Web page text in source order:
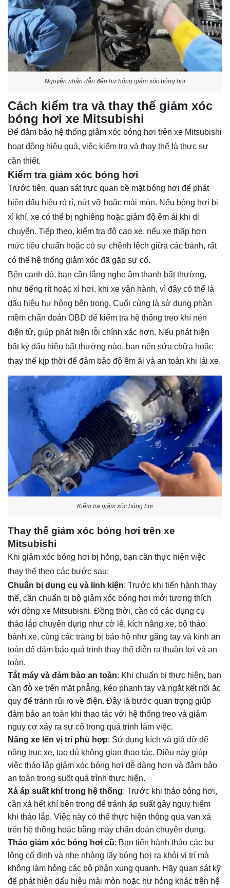
Nguyên nhân dẫn đến hư hỏng giảm xóc bóng hơi
Cách kiểm tra và thay thế giảm xóc
bóng hơi xe Mitsubishi
Để đảm bảo hệ thống giảm xóc bóng hơi trên xe Mitsubishi
hoạt động hiệu quả, việc kiểm tra và thay thế là thực sự
cần thiết.
Kiểm tra giảm xóc bóng hơi
Trước tiên, quan sát trực quan bề mặt bóng hơi để phát
hiện dấu hiệu rò rỉ, nứt vỡ hoặc mài mòn. Nếu bóng hơi bị
xì khí, xe có thể bị nghiêng hoặc giảm độ êm ái khi di
chuyển. Tiếp theo, kiểm tra độ cao xe, nếu xe thấp hơn
mức tiêu chuẩn hoặc có sự chênh lệch giữa các bánh, rất
có thể hệ thống giảm xóc đã gặp sự cố.
Bên cạnh đó, bạn cần lắng nghe âm thanh bất thường,
như tiếng rít hoặc xì hơi, khi xe vận hành, vì đây có thể là
dấu hiệu hư hỏng bên trong. Cuối cùng là sử dụng phần
mềm chẩn đoán OBD để kiểm tra hệ thống treo khí nén
điện tử, giúp phát hiện lỗi chính xác hơn. Nếu phát hiện
bất kỳ dấu hiệu bất thường nào, bạn nên sửa chữa hoặc
thay thế kịp thời để đảm bảo độ êm ái và an toàn khi lái xe.
Kiểm tra giảm xóc bóng hơi
Thay thế giảm xóc bóng hơi trên xe
Mitsubishi
Khi giảm xóc bóng hơi bị hỏng, bạn cần thực hiện việc
thay thế theo các bước sau:
Chuẩn bị dụng cụ và linh kiện: Trước khi tiến hành thay
thế, cần chuẩn bị bộ giảm xóc bóng hơi mới tương thích
với dòng xe Mitsubishi. Đồng thời, cần có các dụng cụ
tháo lắp chuyên dụng như cờ lê, kích nâng xe, bộ tháo
bánh xe, cùng các trang bị bảo hộ như găng tay và kính an
toàn để đảm bảo quá trình thay thế diễn ra thuận lợi và an
toàn.
Tắt máy và đảm bảo an toàn: Khi chuẩn bị thực hiện, bạn
cần đỗ xe trên mặt phẳng, kéo phanh tay và ngắt kết nối ắc
quy để tránh rủi ro về điện. Đây là bước quan trọng giúp
đảm bảo an toàn khi thao tác với hệ thống treo và giảm
nguy cơ xảy ra sự cố trong quá trình làm việc.
Nâng xe lên vị trí phù hợp: Sử dụng kích và giá đỡ để
nâng trục xe, tạo đủ không gian thao tác. Điều này giúp
việc tháo lắp giảm xóc bóng hơi dễ dàng hơn và đảm bảo
an toàn trong suốt quá trình thực hiện.
Xả áp suất khí trong hệ thống: Trước khi tháo bóng hơi,
cần xả hết khí bên trong để tránh áp suất gây nguy hiểm
khi tháo lắp. Việc này có thể thực hiện thông qua van xả
trên hệ thống hoặc bằng máy chẩn đoán chuyên dụng.
Tháo giảm xóc bóng hơi cũ: Bạn tiến hành tháo các bu
lông cố định và nhẹ nhàng lấy bóng hơi ra khỏi vị trí mà
không làm hỏng các bộ phận xung quanh. Hãy quan sát kỹ
để phát hiện dấu hiệu mài mòn hoặc hư hỏng khác trên hệ